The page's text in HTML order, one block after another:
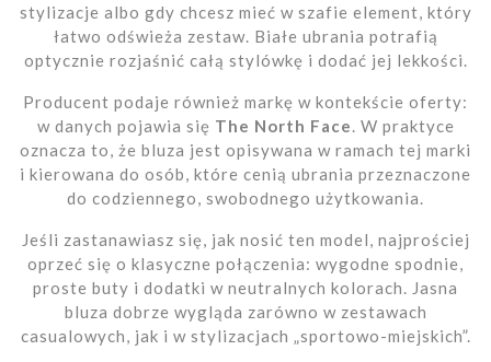
stylizacje albo gdy chcesz mieć w szafie element, który
łatwo odświeża zestaw. Białe ubrania potrafią
optycznie rozjaśnić całą stylówkę i dodać jej lekkości.
Producent podaje również markę w kontekście oferty:
w danych pojawia się The North Face. W praktyce
oznacza to, że bluza jest opisywana w ramach tej marki
i kierowana do osób, które cenią ubrania przeznaczone
do codziennego, swobodnego użytkowania.
Jeśli zastanawiasz się, jak nosić ten model, najprościej
oprzeć się o klasyczne połączenia: wygodne spodnie,
proste buty i dodatki w neutralnych kolorach. Jasna
bluza dobrze wygląda zarówno w zestawach
casualowych, jak i w stylizacjach „sportowo-miejskich”.